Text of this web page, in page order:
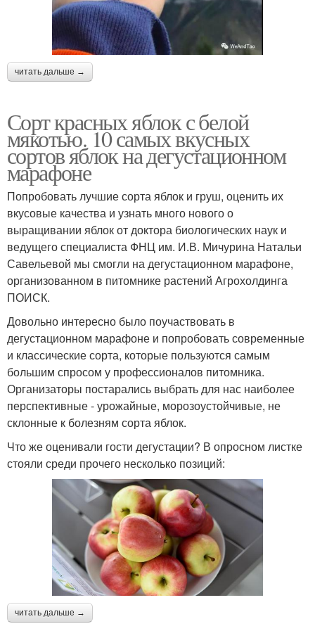
читать дальше →
Сорт красных яблок с белой
мякотью. 10 самых вкусных
сортов яблок на дегустационном
марафоне
Попробовать лучшие сорта яблок и груш, оценить их
вкусовые качества и узнать много нового о
выращивании яблок от доктора биологических наук и
ведущего специалиста ФНЦ им. И.В. Мичурина Натальи
Савельевой мы смогли на дегустационном марафоне,
организованном в питомнике растений Агрохолдинга
ПОИСК.
Довольно интересно было поучаствовать в
дегустационном марафоне и попробовать современные
и классические сорта, которые пользуются самым
большим спросом у профессионалов питомника.
Организаторы постарались выбрать для нас наиболее
перспективные - урожайные, морозоустойчивые, не
склонные к болезням сорта яблок.
Что же оценивали гости дегустации? В опросном листке
стояли среди прочего несколько позиций:
читать дальше →